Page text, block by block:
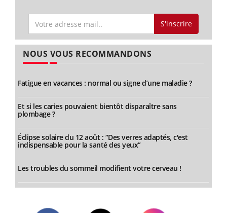
S'inscrire
NOUS VOUS RECOMMANDONS
Fatigue en vacances : normal ou signe d’une maladie ?
Et si les caries pouvaient bientôt disparaître sans
plombage ?
Éclipse solaire du 12 août : “Des verres adaptés, c'est
indispensable pour la santé des yeux”
Les troubles du sommeil modifient votre cerveau !